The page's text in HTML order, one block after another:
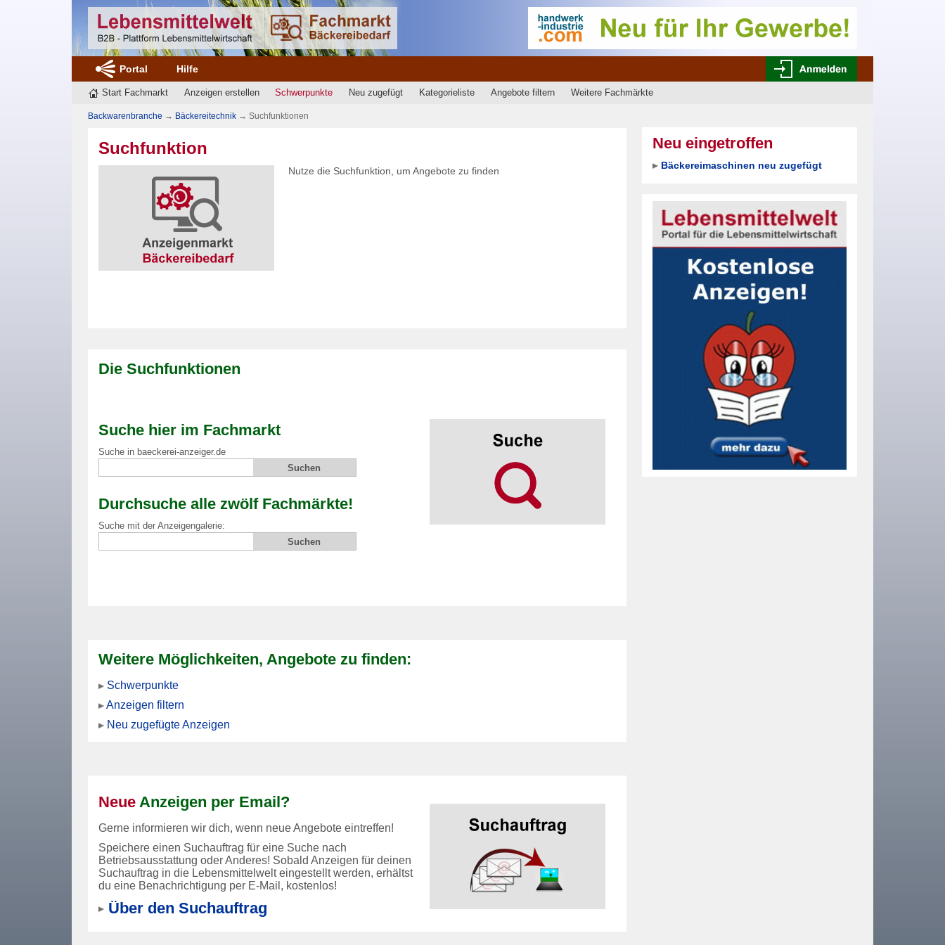
Portal Hilfe
Start Fachmarkt Anzeigen erstellen Schwerpunkte Neu zugefügt Kategorieliste Angebote filtern Weitere Fachmärkte
Neu eingetroffen
Bäckereimaschinen neu zugefügt
Backwarenbranche → Bäckereitechnik → Suchfunktionen
Suchfunktion
Nutze die Suchfunktion, um Angebote zu finden
Die Suchfunktionen
Suche hier im Fachmarkt
Suche in baeckerei-anzeiger.de
Durchsuche alle zwölf Fachmärkte!
Suche mit der Anzeigengalerie:
Weitere Möglichkeiten, Angebote zu finden:
Schwerpunkte
Anzeigen filtern
Neu zugefügte Anzeigen
NeueAnzeigen per Email?
Gerne informieren wir dich, wenn neue Angebote eintreffen!
Speichere einen Suchauftrag für eine Suche nach
Betriebsausstattung oder Anderes! Sobald Anzeigen für deinen
Suchauftrag in die Lebensmittelwelt eingestellt werden, erhältst
du eine Benachrichtigung per E-Mail, kostenlos!
Über den Suchauftrag